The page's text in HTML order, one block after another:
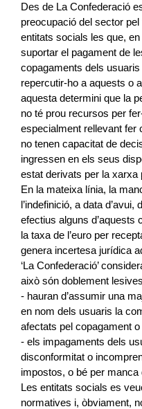
Des de La Confederació
preocupació del sector
entitats socials les que,
suportar el pagament de
copagaments dels
repercutir-ho a aquests o
aquesta determini que la
no té prou recursos per
especialment rellevant fer
no tenen capacitat de
ingressen en els seus
estat derivats per la xarxa
En la mateixa línia, la
l’indefinició, a data
efectius alguns
la taxa de l’euro per
genera incertesa jurídica
‘La Confederació’
això són doblement
- hauran d’assumir una
en nom dels usuaris la
afectats pel copagament
- els impagaments dels
disconformitat o
impostos, o bé per
Les entitats socials es
normatives i, òbviament,